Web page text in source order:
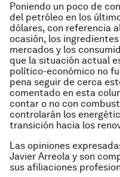
Poniendo un poco de
del petróleo en los
dólares, con referencia
ocasión, los
mercados y los
que la situación actual
político-económico no
pena seguir de cerca
comentado en esta
contar o no con
controlarán los
transición hacia los
Las opiniones
Javier Arreola y son
sus afiliaciones